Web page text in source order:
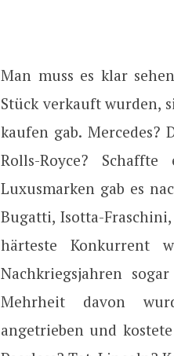
Man muss es klar
Stück verkauft wurden,
kaufen gab. Mercedes?
Rolls-Royce?
Luxusmarken gab es
Bugatti, Isotta-Fraschini,
härteste Konkurrent
Nachkriegsjahren
Mehrheit davon
angetrieben und